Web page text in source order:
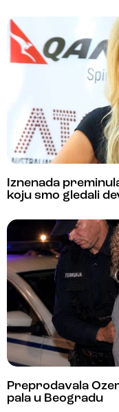
Iznenada
koju smo gledali
Preprodavala
pala u Beogradu